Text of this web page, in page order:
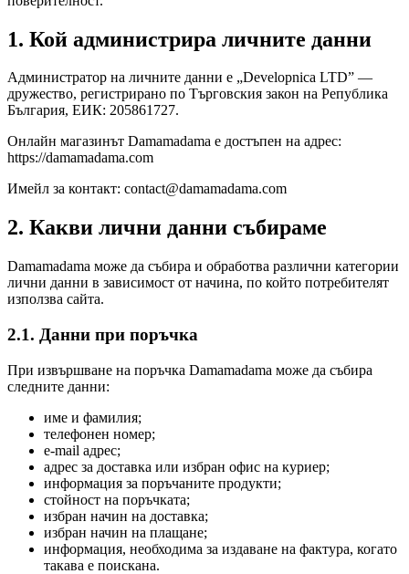
1. Кой администрира личните данни
Администратор на личните данни е „Developnica LTD” —
дружество, регистрирано по Търговския закон на Република
България, ЕИК: 205861727.
Онлайн магазинът Damamadama е достъпен на адрес:
https://damamadama.com
Имейл за контакт: contact@damamadama.com
2. Какви лични данни събираме
Damamadama може да събира и обработва различни категории
лични данни в зависимост от начина, по който потребителят
използва сайта.
2.1. Данни при поръчка
При извършване на поръчка Damamadama може да събира
следните данни:
име и фамилия;
телефонен номер;
e-mail адрес;
адрес за доставка или избран офис на куриер;
информация за поръчаните продукти;
стойност на поръчката;
избран начин на доставка;
избран начин на плащане;
информация, необходима за издаване на фактура, когато
такава е поискана.